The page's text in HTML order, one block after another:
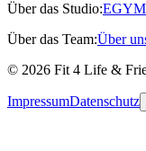
Über das Studio:EGYM
Über das Team:Über
© 2026 Fit 4 Life &
ImpressumDatenschutz